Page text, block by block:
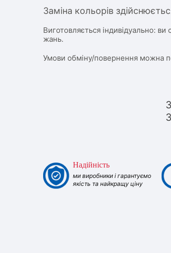
Заміна кольорів
Виготовляється індивідуально:
жань.
Умови обміну/повернення можна
Надійність
ми виробники і гарантуємо
якість та найкращу ціну